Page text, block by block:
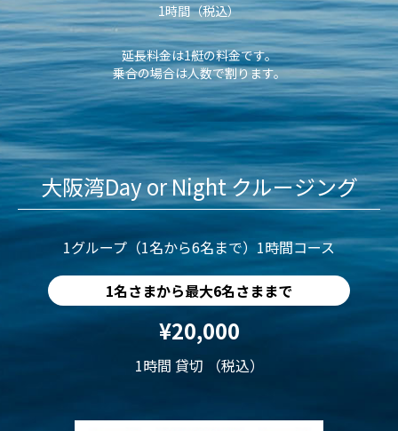
1時間（税込）
延長料金は1艇の料金です。
乗合の場合は人数で割ります。
大阪湾Day or Night クルージング
1グループ（1名から6名まで）1時間コース
1名さまから最大6名さままで
¥20,000
1時間 貸切 （税込）